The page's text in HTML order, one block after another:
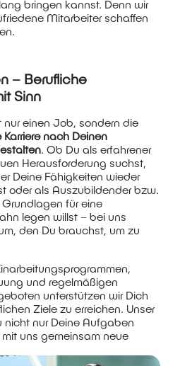
bringen kannst. Denn wir
Mitarbeiter schaffen
– Berufliche
Sinn
nur einen Job, sondern die
Karriere nach Deinen
. Ob Du als erfahrener
Herausforderung suchst,
Deine Fähigkeiten wieder
oder als Auszubildender bzw.
für eine
legen willst – bei uns
den Du brauchst, um zu
und regelmäßigen
unterstützen wir Dich
Ziele zu erreichen. Unser
nicht nur Deine Aufgaben
uns gemeinsam neue